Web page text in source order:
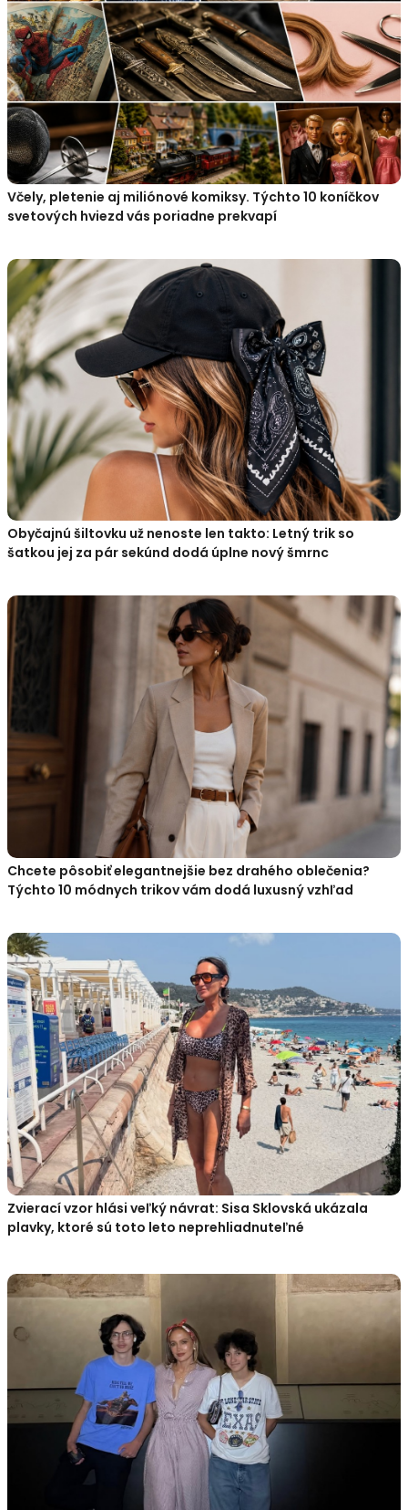
Včely, pletenie aj miliónové komiksy. Týchto 10 koníčkov
svetových hviezd vás poriadne prekvapí
Obyčajnú šiltovku už nenoste len takto: Letný trik so
šatkou jej za pár sekúnd dodá úplne nový šmrnc
Chcete pôsobiť elegantnejšie bez drahého oblečenia?
Týchto 10 módnych trikov vám dodá luxusný vzhľad
Zvierací vzor hlási veľký návrat: Sisa Sklovská ukázala
plavky, ktoré sú toto leto neprehliadnuteľné